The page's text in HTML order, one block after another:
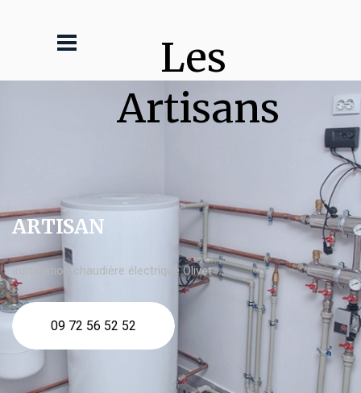
Les
Artisans
ARTISAN
Installation chaudière électrique Olivet
09 72 56 52 52